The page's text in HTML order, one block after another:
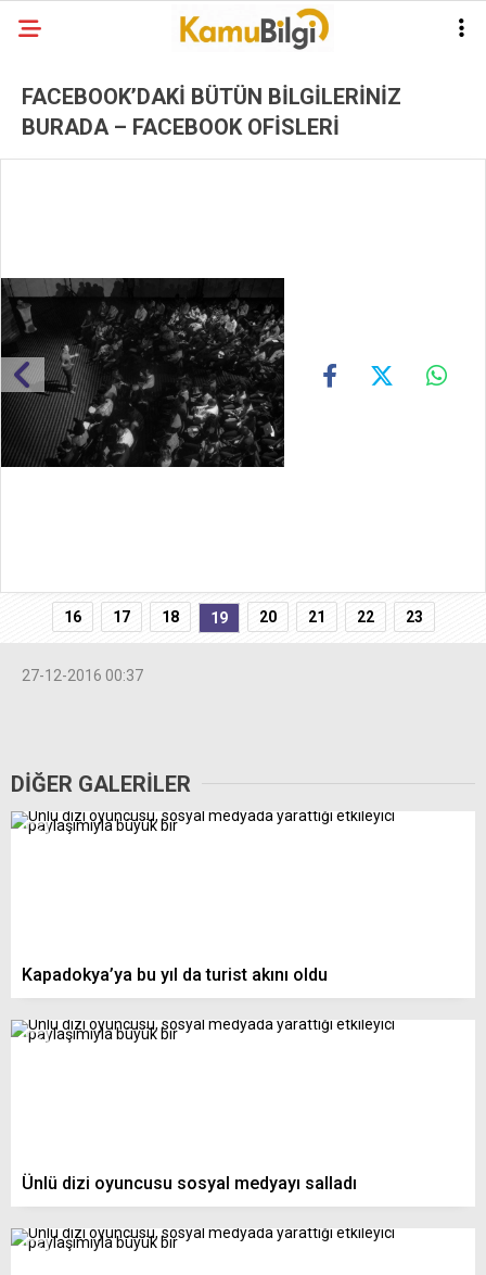
FACEBOOK’DAKİ BÜTÜN BİLGİLERİNİZ
BURADA – FACEBOOK OFİSLERİ
16 17 18 19 20 21 22 23
27-12-2016 00:37
DİĞER GALERİLER
Kapadokya’ya bu yıl da turist akını oldu
Ünlü dizi oyuncusu sosyal medyayı salladı